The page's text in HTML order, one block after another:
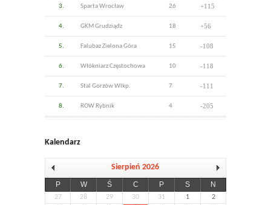
3. Sparta Wrocław 26 +115
4. GKM Grudziądz 18 +56
5. Falubaz Zielona Góra 15 -108
6. Włókniarz Częstochowa 10 -118
7. Stal Gorzów Wlkp. 7 -111
8. ROW Rybnik 4 -205
Kalendarz
Sierpień 2026
P W Ś C P S N
27 28 29 30 31 1
2